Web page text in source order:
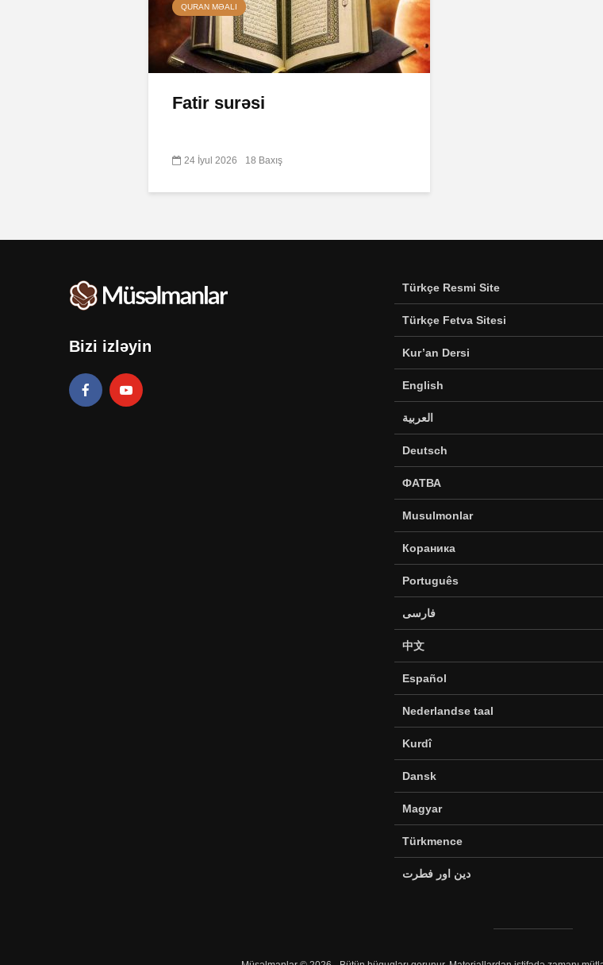
QURAN MƏALI
Fatir surəsi
24 İyul 2026 18 Baxış
Bizi izləyin
Türkçe Resmi Site
Türkçe Fetva Sitesi
Kur’an Dersi
English
العربية
Deutsch
ФАТВА
Musulmonlar
Кораника
Português
فارسی
中文
Español
Nederlandse taal
Kurdî
Dansk
Magyar
Türkmence
دین اور فطرت